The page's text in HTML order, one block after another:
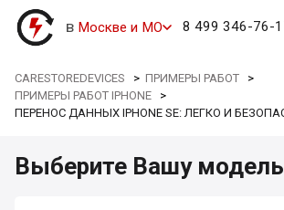
в Москве и МО 8 499 346-76-
CARESTOREDEVICES >ПРИМЕРЫ РАБОТ >
ПРИМЕРЫ РАБОТ IPHONE >
ПЕРЕНОС ДАННЫХ IPHONE SE: ЛЕГКО И
Выберите Вашу